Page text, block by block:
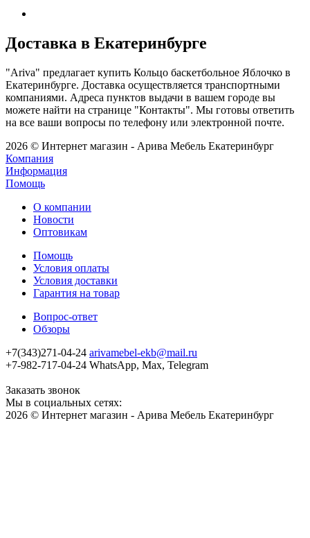
Доставка в Екатеринбурге
"Ariva" предлагает купить Кольцо баскетбольное Яблочко в
Екатеринбурге. Доставка осуществляется транспортными
компаниями. Адреса пунктов выдачи в вашем городе вы
можете найти на странице "Контакты". Мы готовы ответить
на все ваши вопросы по телефону или электронной почте.
2026 © Интернет магазин - Арива Мебель Екатеринбург
Компания
Информация
Помощь
О компании
Новости
Оптовикам
Помощь
Условия оплаты
Условия доставки
Гарантия на товар
Вопрос-ответ
Обзоры
+7(343)271-04-24 arivamebel-ekb@mail.ru
+7-982-717-04-24 WhatsApp, Max, Telegram
Заказать звонок
Мы в социальных сетях:
2026 © Интернет магазин - Арива Мебель Екатеринбург